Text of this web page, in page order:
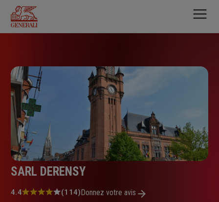
contenu
principal
SARL DERENSY
Note
4.4 (114)Donnez votre avis